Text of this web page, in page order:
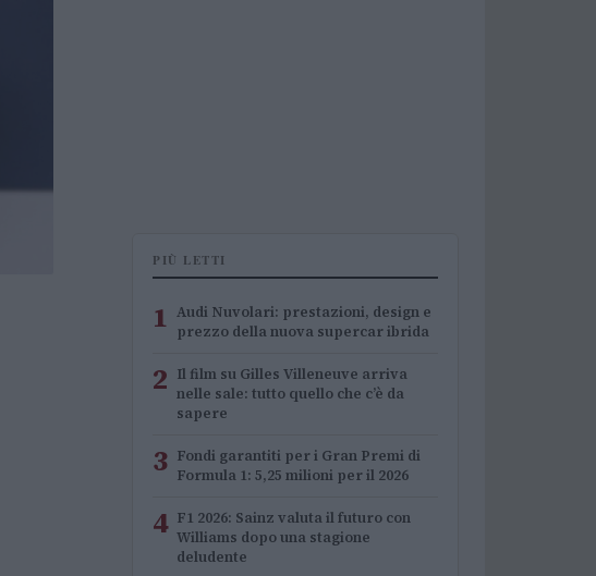
PIÙ LETTI
1 Audi Nuvolari: prestazioni, design e
prezzo della nuova supercar ibrida
2 Il film su Gilles Villeneuve arriva
nelle sale: tutto quello che c’è da
sapere
3 Fondi garantiti per i Gran Premi di
Formula 1: 5,25 milioni per il 2026
4 F1 2026: Sainz valuta il futuro con
Williams dopo una stagione
deludente